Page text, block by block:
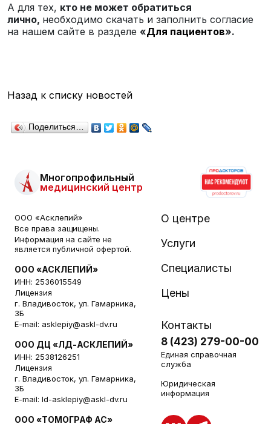
А для тех, кто не может обратиться
лично, необходимо скачать и заполнить согласие
на нашем сайте в разделе «Для пациентов».
Назад к списку новостей
Поделиться…
Многопрофильный
медицинский центр
ООО «Асклепий»
Все права защищены.
Информация на сайте не
является публичной офертой.
ООО «АСКЛЕПИЙ»
ИНН: 2536015549
Лицензия
г. Владивосток, ул. Гамарника,
3Б
E-mail: asklepiy@askl-dv.ru
ООО ДЦ «ЛД-АСКЛЕПИЙ»
ИНН: 2538126251
Лицензия
г. Владивосток, ул. Гамарника,
3Б
E-mail: ld-asklepiy@askl-dv.ru
ООО «ТОМОГРАФ АС»
О центре
Услуги
Специалисты
Цены
Контакты
8 (423) 279-00-00
Единая справочная
служба
Юридическая
информация